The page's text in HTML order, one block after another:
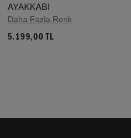
AYAKKABI
Daha Fazla Renk
5.199,00 TL